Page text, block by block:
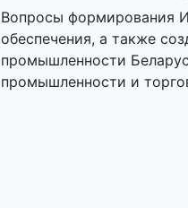
Вопросы формирования
обеспечения, а также
промышленности
промышленности и